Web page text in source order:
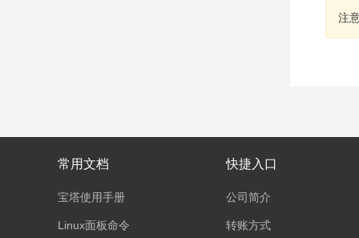
注
常用文档
宝塔使用手册
Linux面板命令
快捷入口
公司简介
转账方式